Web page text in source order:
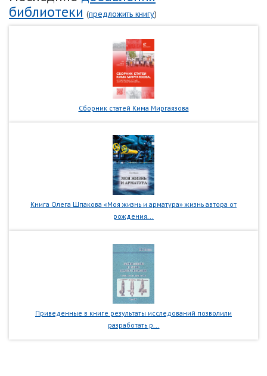
библиотеки (предложить книгу)
Сборник статей Кима Миргаязова
Книга Олега Шпакова «Моя жизнь и арматура» жизнь автора от
рождения...
Приведенные в книге результаты исследований позволили
разработать р...